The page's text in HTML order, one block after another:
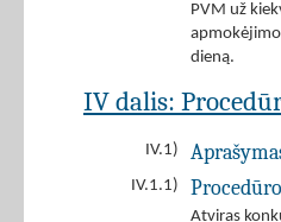
PVM už
dieną.
IV dalis:
IV.1)
IV.1.1)
Atviras